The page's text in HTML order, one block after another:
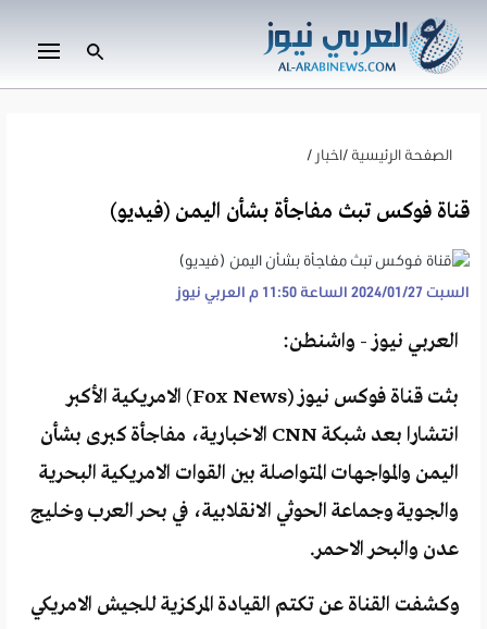
الصفحة الرئيسية /اخبار /
قناة فوكس تبث مفاجأة بشأن اليمن (فيديو)
السبت 2024/01/27 الساعة 11:50 م العربي نيوز
العربي نيوز - واشنطن:
بثت قناة فوكس نيوز (Fox News) الامريكية الأكبر
انتشارا بعد شبكة CNN الاخبارية، مفاجأة كبرى بشأن
اليمن والمواجهات المتواصلة بين القوات الامريكية البحرية
والجوية وجماعة الحوثي الانقلابية، في بحر العرب وخليج
عدن والبحر الاحمر.
وكشفت القناة عن تكتم القيادة المركزية للجيش الامريكي